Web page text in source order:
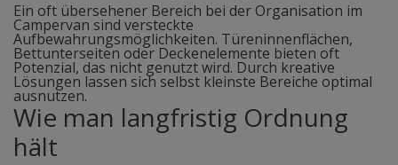
Ein oft übersehener Bereich bei der Organisation im
Campervan sind versteckte
Aufbewahrungsmöglichkeiten. Türeninnenflächen,
Bettunterseiten oder Deckenelemente bieten oft
Potenzial, das nicht genutzt wird. Durch kreative
Lösungen lassen sich selbst kleinste Bereiche optimal
ausnutzen.
Wie man langfristig Ordnung
hält